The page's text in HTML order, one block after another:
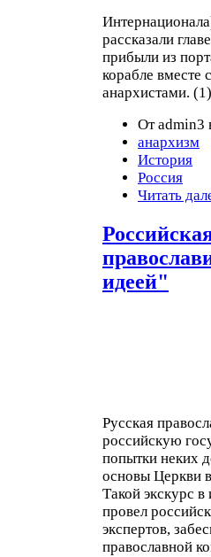
рассказали
прибыли из
корабле
анархистами. (1)
От admin3
анархизм
История
Россия
Читать
идеей"
Русская
российскую
попытки неких
основы Церкви
Такой экскурс
провел
экспертов,
православной